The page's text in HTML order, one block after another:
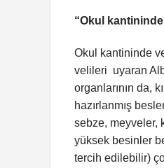
“Okul
Okul kantininde
velileri uyaran
organlarının da,
hazırlanmış
sebze, meyveler,
yüksek besinler
tercih edilebilir)